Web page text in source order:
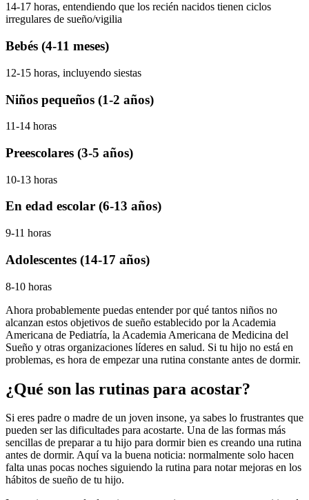
14-17 horas, entendiendo que los recién nacidos tienen ciclos
irregulares de sueño/vigilia
Bebés (4-11 meses)
12-15 horas, incluyendo siestas
Niños pequeños (1-2 años)
11-14 horas
Preescolares (3-5 años)
10-13 horas
En edad escolar (6-13 años)
9-11 horas
Adolescentes (14-17 años)
8-10 horas
Ahora probablemente puedas entender por qué tantos niños no
alcanzan estos objetivos de sueño establecido por la Academia
Americana de Pediatría, la Academia Americana de Medicina del
Sueño y otras organizaciones líderes en salud. Si tu hijo no está en
problemas, es hora de empezar una rutina constante antes de dormir.
¿Qué son las rutinas para acostar?
Si eres padre o madre de un joven insone, ya sabes lo frustrantes que
pueden ser las dificultades para acostarte. Una de las formas más
sencillas de preparar a tu hijo para dormir bien es creando una rutina
antes de dormir. Aquí va la buena noticia: normalmente solo hacen
falta unas pocas noches siguiendo la rutina para notar mejoras en los
hábitos de sueño de tu hijo.